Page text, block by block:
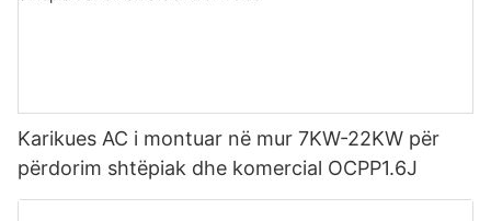
Karikues AC i montuar në mur 7KW-22KW për
përdorim shtëpiak dhe komercial OCPP1.6J